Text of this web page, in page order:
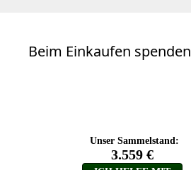
Beim Einkaufen spenden